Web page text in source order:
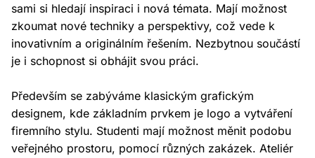
sami si hledají inspiraci i nová témata. Mají možnost
zkoumat nové techniky a perspektivy, což vede k
inovativním a originálním řešením. Nezbytnou součástí
je i schopnost si obhájit svou práci.
Především se zabýváme klasickým grafickým
designem, kde základním prvkem je logo a vytváření
firemního stylu. Studenti mají možnost měnit podobu
veřejného prostoru, pomocí různých zakázek. Ateliér